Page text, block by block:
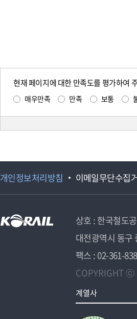
현재 페이지에 대한 만족도를 평가하여
매우만족 만족 보통
개인정보처리방침 이메일무단수집
상호 : 한국철도
대전광역시 동구
팩스 : 02-361-
COPYRIGHT ⓒ
계열사